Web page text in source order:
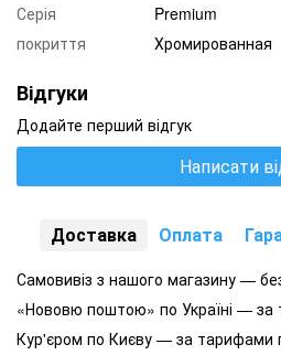
Серія
Premium
покриття
Хромированная
Відгуки
Додайте перший відгук
Написати
Доставка Оплата
Самовивіз з нашого магазину —
«Нововю поштою» по Україні — за
Кур'єром по Києву — за тарифами